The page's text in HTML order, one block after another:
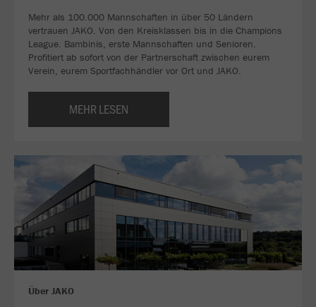
Mehr als 100.000 Mannschaften in über 50 Ländern
vertrauen JAKO. Von den Kreisklassen bis in die Champions
League. Bambinis, erste Mannschaften und Senioren.
Profitiert ab sofort von der Partnerschaft zwischen eurem
Verein, eurem Sportfachhändler vor Ort und JAKO.
MEHR LESEN
Über JAKO